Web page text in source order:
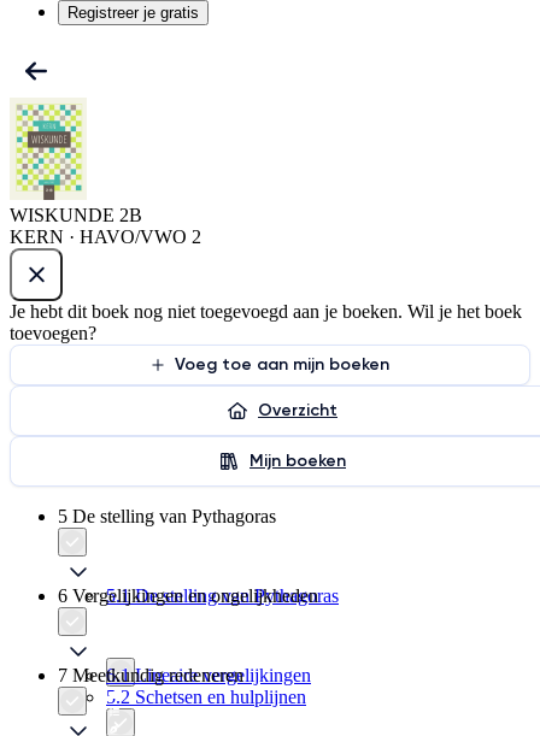
Registreer je gratis
WISKUNDE 2B
KERN · HAVO/VWO 2
Je hebt dit boek nog niet toegevoegd aan je boeken. Wil je het boek
toevoegen?
Voeg toe aan mijn boeken
Overzicht
Mijn boeken
5 De stelling van Pythagoras
5.1 De stelling van Pythagoras
5.2 Schetsen en hulplijnen
6 Vergelijkingen en ongelijkheden
6.1 Lineaire vergelijkingen
7 Meetkundig redeneren